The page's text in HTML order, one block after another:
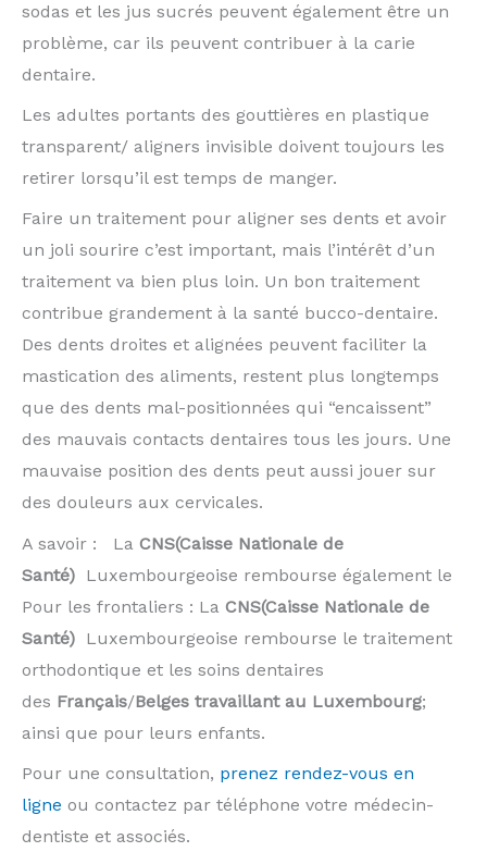
sodas et les jus sucrés peuvent également être un
problème, car ils peuvent contribuer à la carie
dentaire.
Les adultes portants des gouttières en plastique
transparent/ aligners invisible doivent toujours les
retirer lorsqu’il est temps de manger.
Faire un traitement pour aligner ses dents et avoir
un joli sourire c’est important, mais l’intérêt d’un
traitement va bien plus loin. Un bon traitement
contribue grandement à la santé bucco-dentaire.
Des dents droites et alignées peuvent faciliter la
mastication des aliments, restent plus longtemps
que des dents mal-positionnées qui “encaissent”
des mauvais contacts dentaires tous les jours. Une
mauvaise position des dents peut aussi jouer sur
des douleurs aux cervicales.
A savoir : La CNS(Caisse Nationale de
Santé) Luxembourgeoise rembourse également le
Pour les frontaliers : La CNS(Caisse Nationale de
Santé) Luxembourgeoise rembourse le traitement
orthodontique et les soins dentaires
des Français/Belges travaillant au Luxembourg;
ainsi que pour leurs enfants.
Pour une consultation, prenez rendez-vous en
ligne ou contactez par téléphone votre médecin-
dentiste et associés.